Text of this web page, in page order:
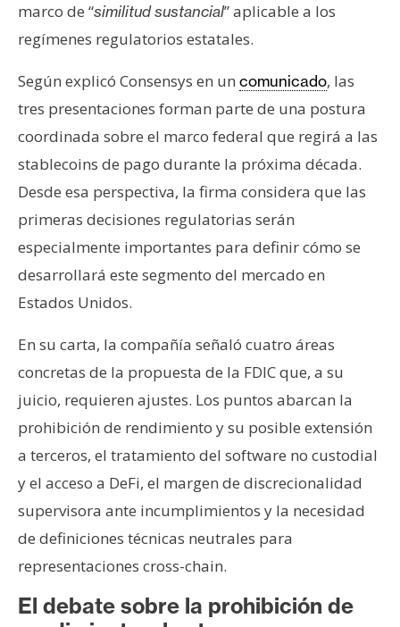
u
b
i
c
i
a
d
marco de “similitud sustancial” aplicable a los
regímenes regulatorios estatales.
Según explicó Consensys en un comunicado, las
tres presentaciones forman parte de una postura
coordinada sobre el marco federal que regirá a las
stablecoins de pago durante la próxima década.
Desde esa perspectiva, la firma considera que las
primeras decisiones regulatorias serán
especialmente importantes para definir cómo se
desarrollará este segmento del mercado en
Estados Unidos.
En su carta, la compañía señaló cuatro áreas
concretas de la propuesta de la FDIC que, a su
juicio, requieren ajustes. Los puntos abarcan la
prohibición de rendimiento y su posible extensión
a terceros, el tratamiento del software no custodial
y el acceso a DeFi, el margen de discrecionalidad
supervisora ante incumplimientos y la necesidad
de definiciones técnicas neutrales para
representaciones cross-chain.
El debate sobre la prohibición de